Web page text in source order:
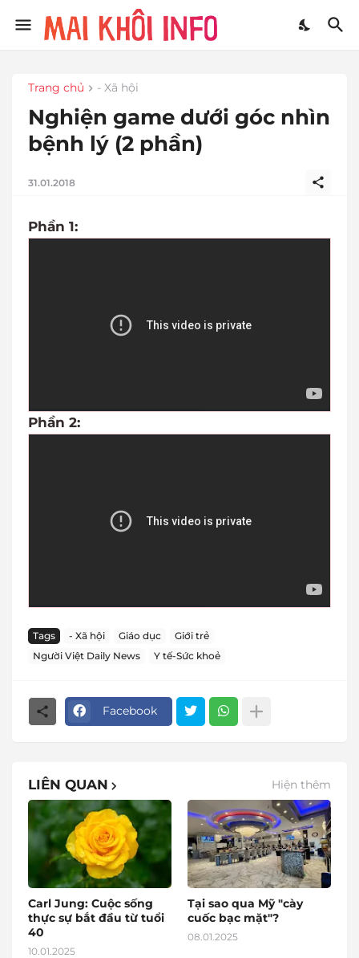
Trang chủ - Xã hội
Nghiện game dưới góc nhìn
bệnh lý (2 phần)
31.01.2018
Phần 1:
Phần 2:
Tags - Xã hội Giáo dục
Giới trẻ
Người Việt Daily News
Y tế-Sức khoẻ
Facebook
LIÊN QUAN Hiện thêm
Carl Jung: Cuộc sống
thực sự bắt đầu từ tuổi
40
10.01.2025
Tại sao qua Mỹ "cày
cuốc bạc mặt"?
08.01.2025